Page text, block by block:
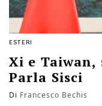
ESTERI
Xi e
Parla Sisci
Di Francesco Bechis